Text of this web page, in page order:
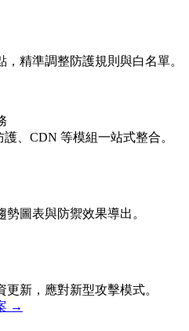
精準調整防護規則與白名單。
、CDN 等模組一站式整合。
圖表與防禦效果導出。
新，應對新型攻擊模式。
→